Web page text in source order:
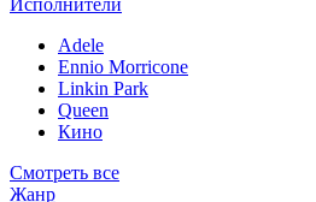
Исполнители
Adele
Ennio Morricone
Linkin Park
Queen
Кино
Смотреть все
Жанр